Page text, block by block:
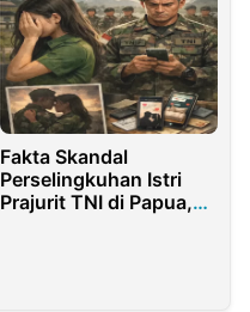
Fakta Skandal
Perselingkuhan Istri
Prajurit TNI di Papua,